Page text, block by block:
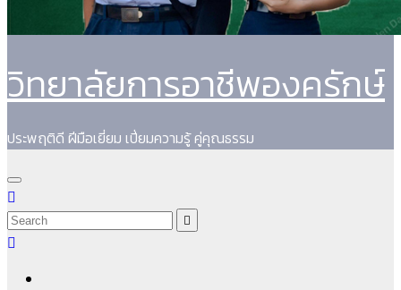
วิทยาลัยการอาชีพองครักษ์
ประพฤติดี ฝีมือเยี่ยม เปี่ยมความรู้ คู่คุณธรรม